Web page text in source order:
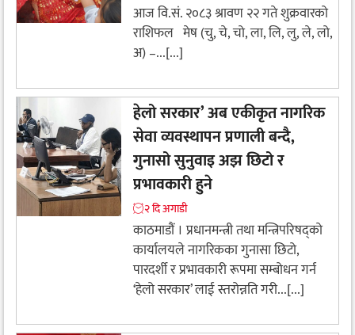
आज वि.सं. २०८३ श्रावण २२ गते शुक्रवारको
राशिफल मेष (चु, चे, चो, ला, लि, लु, ले, लो,
अ) –...[...]
हेलो सरकार’ अब एकीकृत नागरिक
सेवा व्यवस्थापन प्रणाली बन्दै,
गुनासो सुनुवाइ अझ छिटो र
प्रभावकारी हुने
२ दि अगाडी
काठमाडौं । प्रधानमन्त्री तथा मन्त्रिपरिषद्को
कार्यालयले नागरिकका गुनासा छिटो,
पारदर्शी र प्रभावकारी रूपमा सम्बोधन गर्न
‘हेलो सरकार’ लाई स्तरोन्नति गरी...[...]